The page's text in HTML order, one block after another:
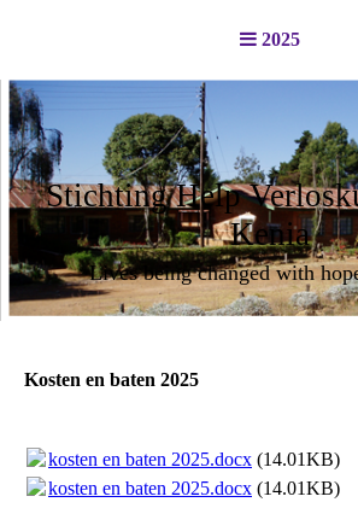
2025
Stichting Help
Kenia
Lives being changed with
Kosten en baten 2025
kosten en baten 2025.docx (14.01KB)
kosten en baten 2025.docx (14.01KB)